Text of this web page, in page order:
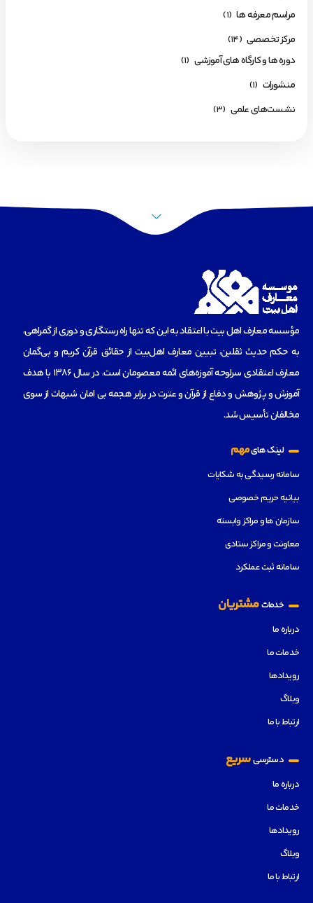
مراسم معرفه ها (1)
مرکز تخصصی (14)
دوره ها و کارگاه های آموزشی (1)
منشورات (1)
نشست‌های علمی (3)
مؤسسه‌ معارف اهل بیت با اعتقاد به این که تنها راه رستگاری و دوری از گمراهی،
به حکم حدیث ثقلین، تبیین معارف اهل‌بیت از حقائق قرآن کریم و بی‌گمان
معارف اعتقادی سرلوحه آموزه‌های ائمه معصومان است، در سال 1386 با هدف
آموزش و پژوهش و دفاع از قرآن و عترت در برابر هجمه بی امان شبهات از سوی
مخالفان تأسیس شد.
لینک هایمهم
سامانه رسیدگی به شکایات
بیانیه حریم خصوصی
سازمان ها و مراکز وابسته
معاونت و مراکز ستادی
سامانه ثبت عملکرد
خدماتمشتریان
درباره ما
خدمات ما
رویدادها
وبلاگ
ارتباط با ما
دسترسیسریع
درباره ما
خدمات ما
رویدادها
وبلاگ
ارتباط با ما